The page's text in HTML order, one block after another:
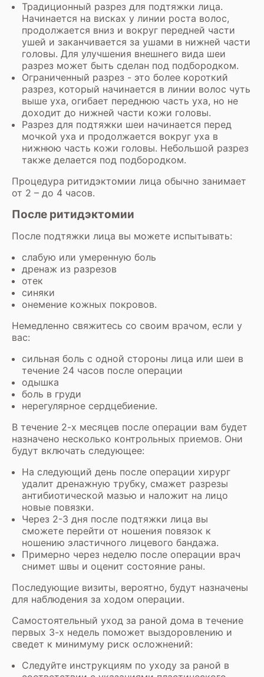
Традиционный разрез для подтяжки лица.
Начинается на висках у линии роста волос,
продолжается вниз и вокруг передней части
ушей и заканчивается за ушами в нижней части
головы. Для улучшения внешнего вида шеи
разрез может быть сделан под подбородком.
Ограниченный разрез - это более короткий
разрез, который начинается в линии волос чуть
выше уха, огибает переднюю часть уха, но не
доходит до нижней части кожи головы.
Разрез для подтяжки шеи начинается перед
мочкой уха и продолжается вокруг уха в
нижнюю часть кожи головы. Небольшой разрез
также делается под подбородком.
Процедура ритидэктомии лица обычно занимает
от 2 – до 4 часов.
После ритидэктомии
После подтяжки лица вы можете испытывать:
слабую или умеренную боль
дренаж из разрезов
отек
синяки
онемение кожных покровов.
Немедленно свяжитесь со своим врачом, если у
вас:
сильная боль с одной стороны лица или шеи в
течение 24 часов после операции
одышка
боль в груди
нерегулярное сердцебиение.
В течение 2-х месяцев после операции вам будет
назначено несколько контрольных приемов. Они
будут включать следующее:
На следующий день после операции хирург
удалит дренажную трубку, смажет разрезы
антибиотической мазью и наложит на лицо
новые повязки.
Через 2-3 дня после подтяжки лица вы
сможете перейти от ношения повязок к
ношению эластичного лицевого бандажа.
Примерно через неделю после операции врач
снимет швы и оценит состояние раны.
Последующие визиты, вероятно, будут назначены
для наблюдения за ходом операции.
Самостоятельный уход за раной дома в течение
первых 3-х недель поможет выздоровлению и
сведет к минимуму риск осложнений:
Следуйте инструкциям по уходу за раной в